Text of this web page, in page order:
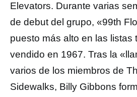
Elevators. Durante varias
de debut del grupo, «99th
puesto más alto en las listas
vendido en 1967. Tras la
varios de los miembros de
Sidewalks, Billy Gibbons